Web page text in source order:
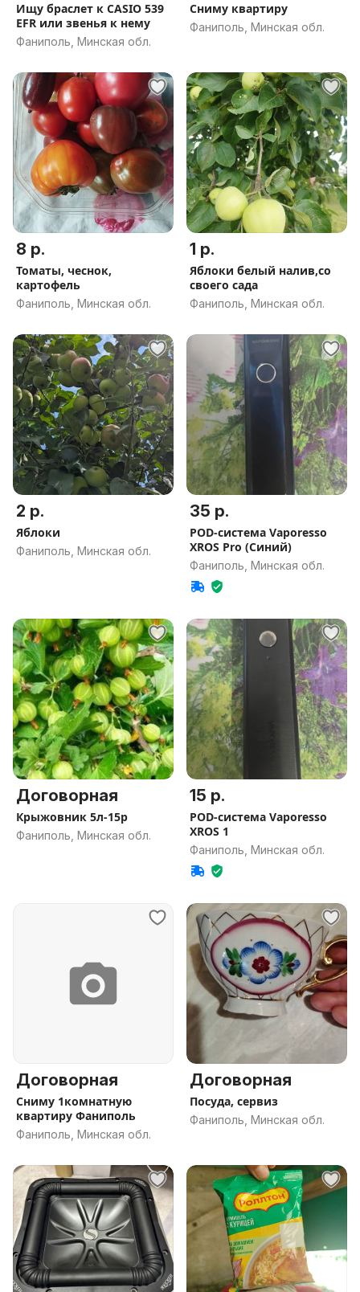
Ищу браслет к CASIO 539
EFR или звенья к нему
Фаниполь, Минская обл.
Сниму квартиру
Фаниполь, Минская обл.
8 р.
Томаты, чеснок,
картофель
Фаниполь, Минская обл.
1 р.
Яблоки белый налив,со
своего сада
Фаниполь, Минская обл.
2 р.
Яблоки
Фаниполь, Минская обл.
35 р.
POD-система Vaporesso
XROS Pro (Синий)
Фаниполь, Минская обл.
Договорная
Крыжовник 5л-15р
Фаниполь, Минская обл.
15 р.
POD-система Vaporesso
XROS 1
Фаниполь, Минская обл.
Договорная
Сниму 1комнатную
квартиру Фаниполь
Фаниполь, Минская обл.
Договорная
Посуда, сервиз
Фаниполь, Минская обл.